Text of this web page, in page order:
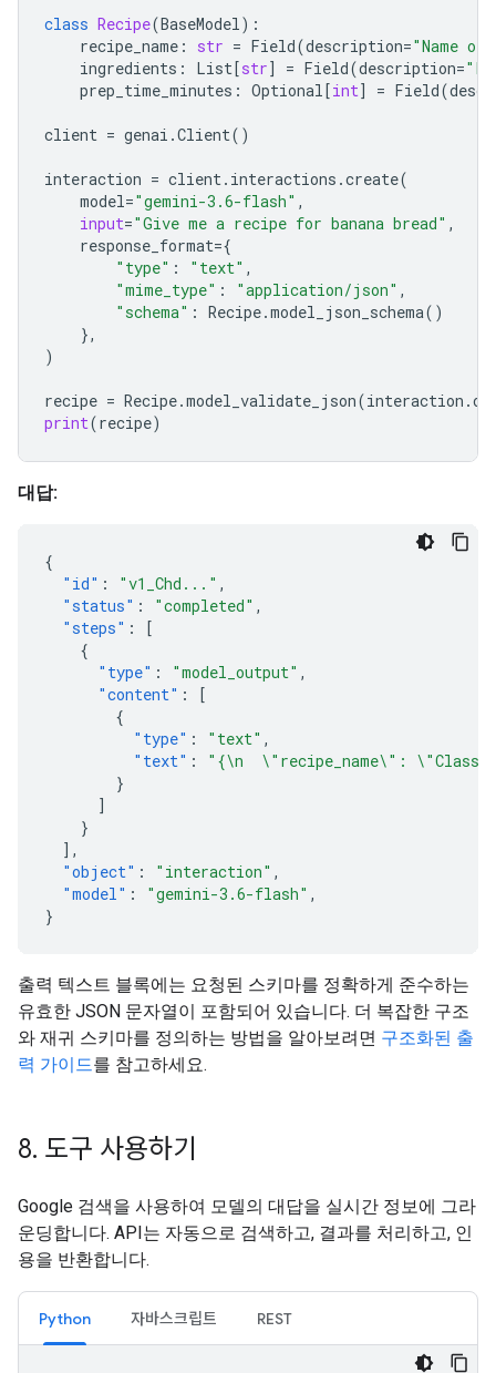
class Recipe(BaseModel):
recipe_name : str = Field(description="Name
ingredients : List[str] = Field(description=
prep_time_minutes : Optional[int] = Field(
client = genai .Client()
interaction = client. interactions .create(
model="gemini-3.6-flash" ,
input="Give me a recipe for banana bread" ,
response_format={
"type" : "text" ,
"mime_type" : "application/json" ,
"schema" : Recipe.model_json_schema()
},
)
recipe = Recipe.model_validate_json(interaction .
print(recipe)
대답:
{
"id" : "v1_Chd..." ,
"status" : "completed" ,
"steps" :
[
{
"type" : "model_output" ,
"content" :
[
{
"type" : "text" ,
"text" :
"{\n  \"recipe_name\":
}
]
}
],
"object" : "interaction" ,
"model" : "gemini-3.6-flash" ,
}
출력 텍스트 블록에는 요청된 스키마를 정확하게 준수하는
유효한 JSON 문자열이 포함되어 있습니다. 더 복잡한 구조
와 재귀 스키마를 정의하는 방법을 알아보려면 구조화된 출
력 가이드를 참고하세요.
8. 도구 사용하기
Google 검색을 사용하여 모델의 대답을 실시간 정보에 그라
운딩합니다. API는 자동으로 검색하고, 결과를 처리하고, 인
용을 반환합니다.
Python 자바스크립트 REST